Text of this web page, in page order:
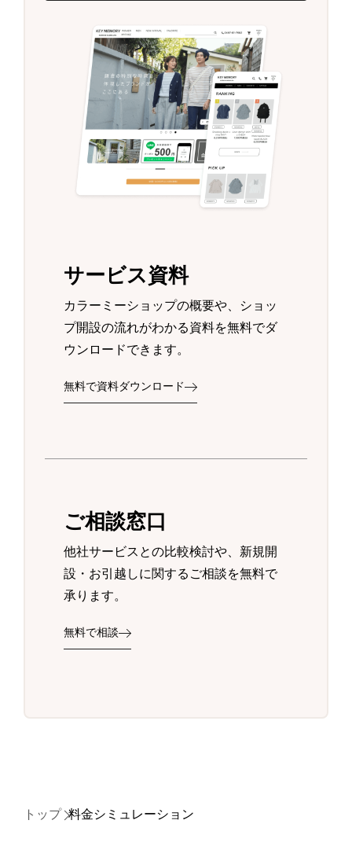
サービス資料
カラーミーショップの概要や、ショッ
プ開設の流れがわかる資料を無料でダ
ウンロードできます。
無料で資料ダウンロード
ご相談窓口
他社サービスとの比較検討や、新規開
設・お引越しに関するご相談を無料で
承ります。
無料で相談
トップ 料金シミュレーション